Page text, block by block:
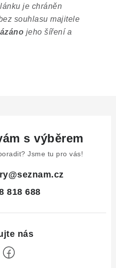
je chráněn
souhlasu majitele
jeho šíření a
s výběrem
Jsme tu pro vás!
@seznam.cz
818 688